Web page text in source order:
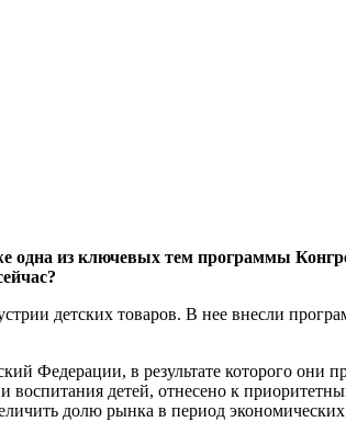
одна из ключевых тем программы
детских товаров. В нее внесли
Федерации, в результате которого они
воспитания детей, отнесено к
долю рынка в период